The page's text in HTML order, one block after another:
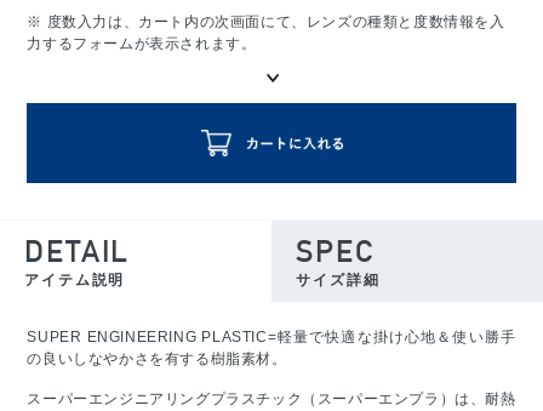
※ 度数入力は、カート内の次画面にて、レンズの種類と度数情報を入
力するフォームが表示されます。
DETAIL
アイテム説明
SPEC
サイズ詳細
SUPER ENGINEERING PLASTIC=軽量で快適な掛け心地＆使い勝手
の良いしなやかさを有する樹脂素材。
スーパーエンジニアリングプラスチック（スーパーエンプラ）は、耐熱